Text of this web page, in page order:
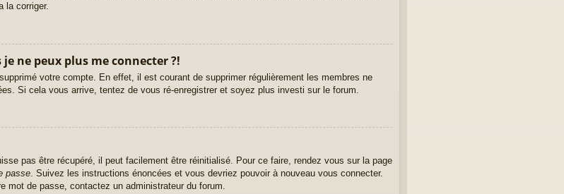
la corriger.
ne peux plus me connecter ?!
votre compte. En effet, il est courant de supprimer régulièrement les membres ne
Si cela vous arrive, tentez de vous ré-enregistrer et soyez plus investi sur le forum.
pas être récupéré, il peut facilement être réinitialisé. Pour ce faire, rendez vous sur la page
passe. Suivez les instructions énoncées et vous devriez pouvoir à nouveau vous connecter.
mot de passe, contactez un administrateur du forum.